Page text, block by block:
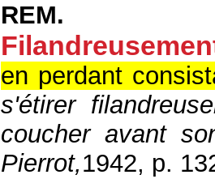
REM.
en perdant
s'étirer
coucher avant
Pierrot,1942, p.